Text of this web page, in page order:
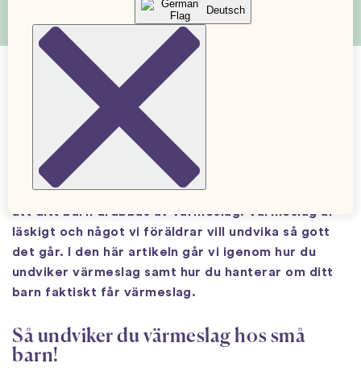
Värmeslag hos små barn
5 Apr. 2026 Uppdaterad: 24 Apr. 2026
Under sommaren eller på solsemester finns risken
att ditt barn drabbas av värmeslag. Värmeslag är
läskigt och något vi föräldrar vill undvika så gott
det går. I den här artikeln går vi igenom hur du
undviker värmeslag samt hur du hanterar om ditt
barn faktiskt får värmeslag.
Så undviker du värmeslag hos små
barn!
Deutsch